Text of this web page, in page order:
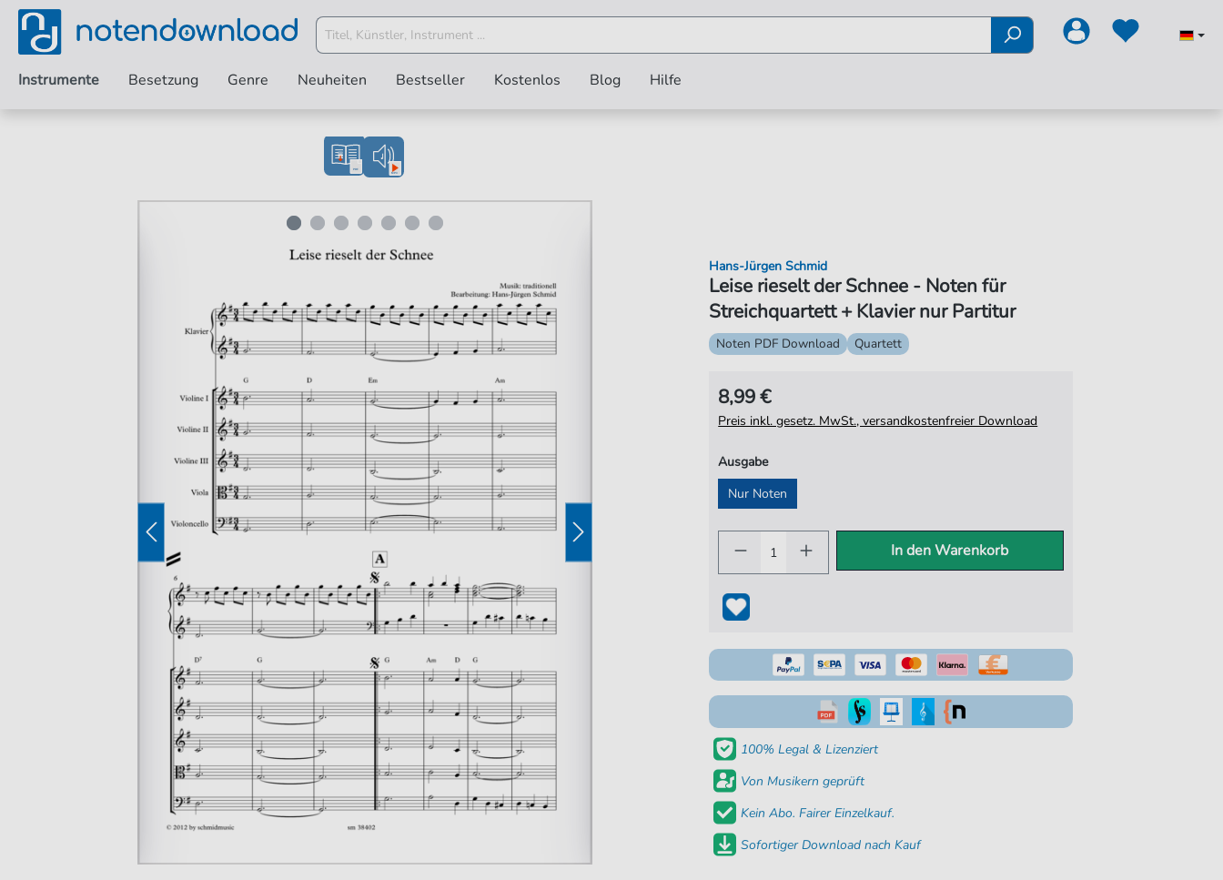
Instrumente Besetzung Genre Neuheiten Bestseller Kostenlos Blog Hilfe
Leise rieselt der Schnee - Noten für
Streichquartett + Klavier nur Partitur
Hans-Jürgen Schmid
Noten PDF Download Quartett
8,99 €
Preis inkl. gesetz. MwSt., versandkostenfreier Download
Ausgabe
Nur Noten
In den Warenkorb
100% Legal & Lizenziert
Von Musikern geprüft
Kein Abo. Fairer Einzelkauf.
Sofortiger Download nach Kauf